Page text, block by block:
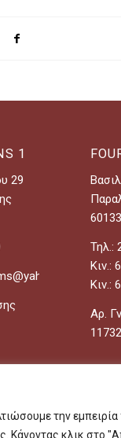
την
Κάνοντας κλικ στο
1
29
Τηλ.:
Κιν.:
Κιν.:
Αρ.
ROOMS -